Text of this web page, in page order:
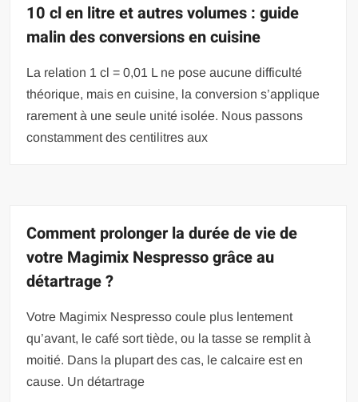
10 cl en litre et autres volumes : guide
malin des conversions en cuisine
La relation 1 cl = 0,01 L ne pose aucune difficulté
théorique, mais en cuisine, la conversion s’applique
rarement à une seule unité isolée. Nous passons
constamment des centilitres aux
Comment prolonger la durée de vie de
votre Magimix Nespresso grâce au
détartrage ?
Votre Magimix Nespresso coule plus lentement
qu’avant, le café sort tiède, ou la tasse se remplit à
moitié. Dans la plupart des cas, le calcaire est en
cause. Un détartrage